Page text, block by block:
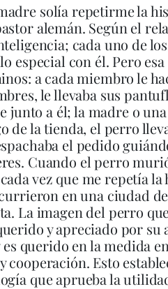
solía repetirme la
alemán. Según el
cada uno de
especial con él. Pero
a cada miembro le
le llevaba sus
junto a él; la madre o
de la tienda, el perro
el pedido
Cuando el perro
vez que me repetía
en una ciudad
La imagen del perro
y apreciado por
querido en la medida
cooperación. Esto
que aprueba la